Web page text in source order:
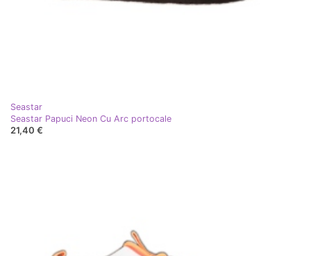
Seastar
Seastar Papuci Neon Cu Arc portocale
21,40 €